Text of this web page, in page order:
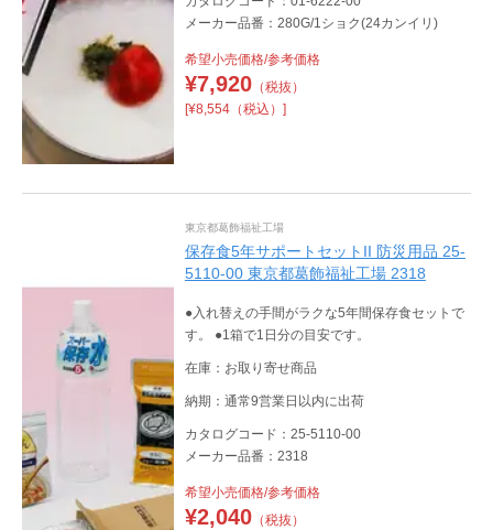
メーカー品番：280G/1ショク(24カンイリ)
希望小売価格/参考価格
¥7,920（税抜）
[¥8,554（税込）]
東京都葛飾福祉工場
保存食5年サポートセットII 防災用品 25-
5110-00 東京都葛飾福祉工場 2318
●入れ替えの手間がラクな5年間保存食セットで
す。 ●1箱で1日分の目安です。
在庫：お取り寄せ商品
納期：通常9営業日以内に出荷
カタログコード：25-5110-00
メーカー品番：2318
希望小売価格/参考価格
¥2,040（税抜）